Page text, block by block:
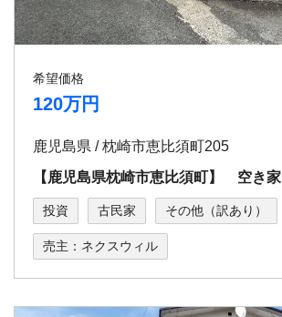
希望価格
120万円
鹿児島県 / 枕崎市恵比須町205
【鹿児島県枕崎市恵比須町】 空き家
投資 古民家 その他（訳あり）
売主：ネクスウィル